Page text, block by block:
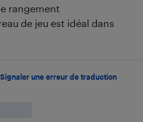
rangement
de jeu est idéal dans
Signaler une erreur de traduction